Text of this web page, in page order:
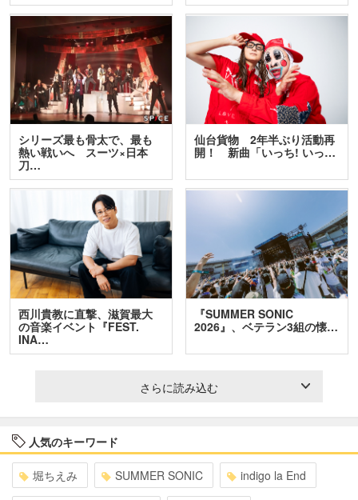
シリーズ最も骨太で、最も
熱い戦いへ スーツ×日本
刀…
仙台貨物 2年半ぶり活動再
開！ 新曲「いっち! いっ…
西川貴教に直撃、滋賀最大
の音楽イベント『FEST.
INA…
『SUMMER SONIC
2026』、ベテラン3組の懐…
さらに読み込む
人気のキーワード
堀ちえみ SUMMER SONIC indigo la End